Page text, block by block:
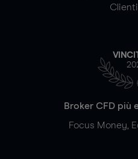
Clienti
Broker CFD più
Focus Money,